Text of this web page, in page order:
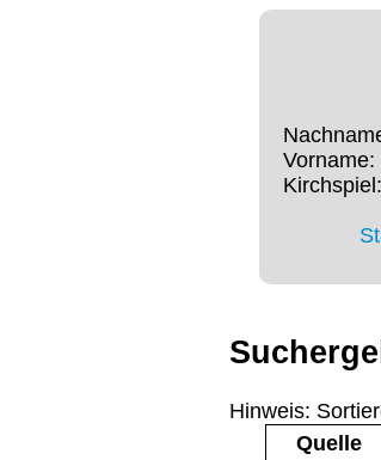
Hinweis:
Quelle